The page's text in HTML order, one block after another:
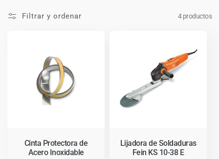
l
Filtrar y ordenar 4 productos
Cinta Protectora de
Acero Inoxidable
Lijadora de Soldaduras
Fein KS 10-38 E